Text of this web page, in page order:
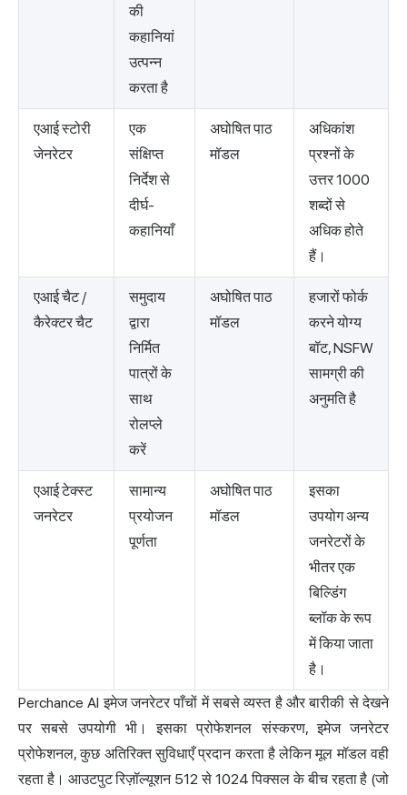
की
कहानियां
उत्पन्न
करता है
एआई स्टोरी
जेनरेटर
एक
संक्षिप्त
निर्देश से
दीर्घ-
कहानियाँ
अघोषित पाठ
मॉडल
अधिकांश
प्रश्नों के
उत्तर 1000
शब्दों से
अधिक होते
हैं।
एआई चैट /
कैरेक्टर चैट
समुदाय
द्वारा
निर्मित
पात्रों के
साथ
रोलप्ले
करें
अघोषित पाठ
मॉडल
हजारों फोर्क
करने योग्य
बॉट, NSFW
सामग्री की
अनुमति है
एआई टेक्स्ट
जनरेटर
सामान्य
प्रयोजन
पूर्णता
अघोषित पाठ
मॉडल
इसका
उपयोग अन्य
जनरेटरों के
भीतर एक
बिल्डिंग
ब्लॉक के रूप
में किया जाता
है।
Perchance AI इमेज जनरेटर पाँचों में सबसे व्यस्त है और बारीकी से देखने
पर सबसे उपयोगी भी। इसका प्रोफेशनल संस्करण, इमेज जनरेटर
प्रोफेशनल, कुछ अतिरिक्त सुविधाएँ प्रदान करता है लेकिन मूल मॉडल वही
रहता है। आउटपुट रिज़ॉल्यूशन 512 से 1024 पिक्सल के बीच रहता है (जो